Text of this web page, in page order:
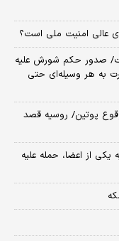
‌عالی امنیت ملی است؟
صدور حکم شورش علیه
به هر وسیله‌ای حتی
پوتین/ روسیه قصد
از اعضا، حمله علیه